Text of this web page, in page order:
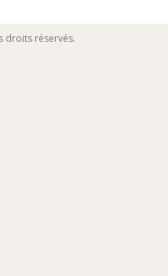
droits réservés.